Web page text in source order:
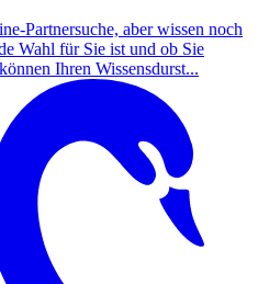
Partnersuche, aber wissen noch
Wahl für Sie ist und ob Sie
Ihren Wissensdurst...